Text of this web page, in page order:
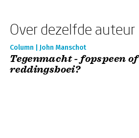
Over dezelfde auteur
Column | John Manschot
Tegenmacht - fopspeen of
reddingsboei?